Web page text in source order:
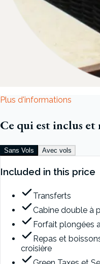
Plus d'informations
Ce qui est inclus et
Sans Vols Avec vols
Included in this price
Transferts
Cabine double à
Forfait plongées
Repas et
croisière